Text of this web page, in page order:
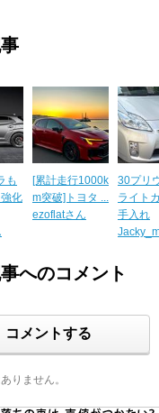
も
化
[累計走行1000k
m突破]トヨタ ...
ezoflatさん
30プリ
ライト
手入れ
へのコメント
コメントする
りません。